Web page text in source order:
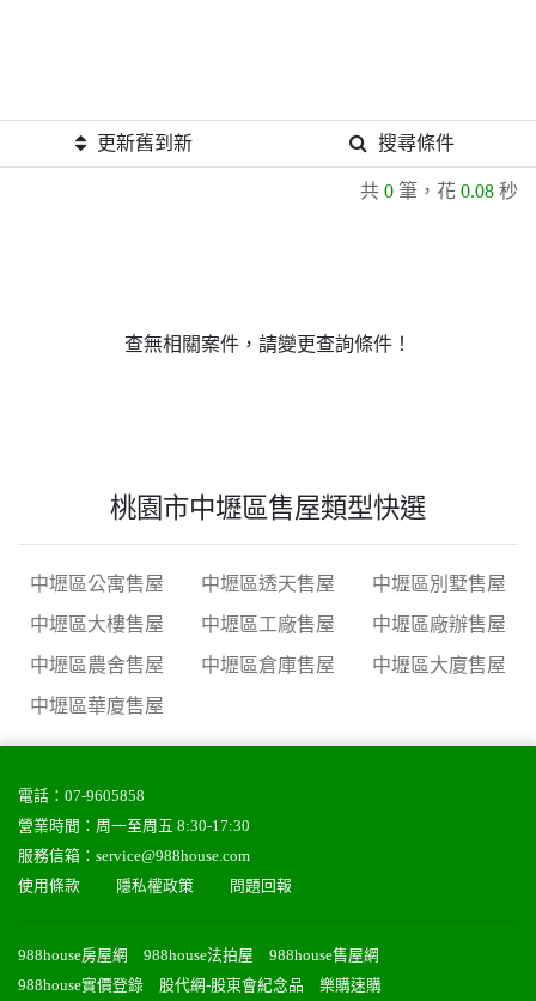
更新舊到新 搜尋條件
共 0 筆，花 0.08 秒
查無相關案件，請變更查詢條件！
桃園市中壢區售屋類型快選
中壢區公寓售屋 中壢區透天售屋
中壢區別墅售屋
中壢區大樓售屋
中壢區工廠售屋
中壢區廠辦售屋
中壢區農舍售屋
中壢區倉庫售屋
中壢區大廈售屋
中壢區華廈售屋
電話： 07-9605858
營業時間：周一至周五 8:30-17:30
服務信箱： service@988house.com
使用條款
隱私權政策 問題回報
988house房屋網 988house法拍屋
988house售屋網
988house實價登錄
股代網-股東會紀念品 樂購速購